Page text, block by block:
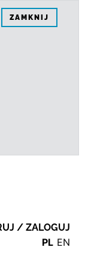
ZAMKNIJ
/ ZALOGUJ
PL EN